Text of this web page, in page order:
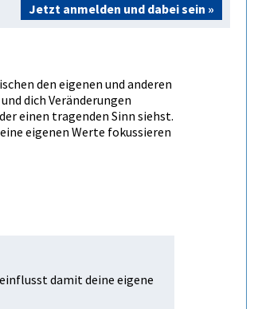
Jetzt anmelden und dabei sein »
den eigenen und anderen
dich Veränderungen
einen tragenden Sinn siehst.
eigenen Werte fokussieren
damit deine eigene